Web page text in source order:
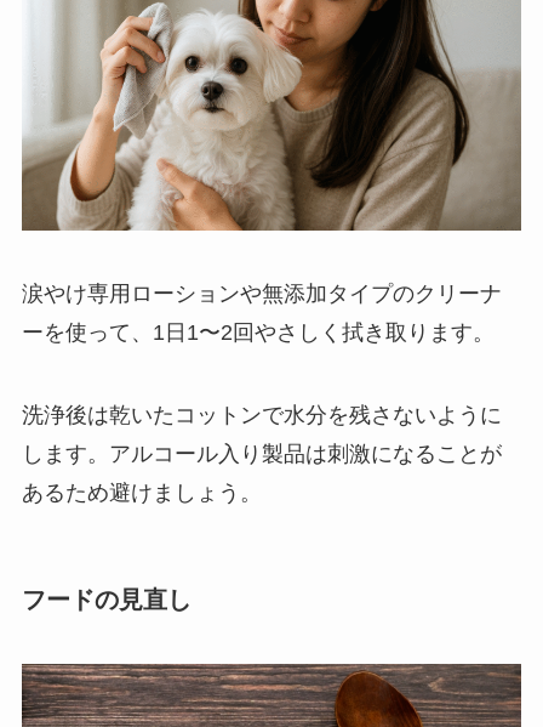
涙やけ専用ローションや無添加タイプのクリーナ
ーを使って、1日1〜2回やさしく拭き取ります。
洗浄後は乾いたコットンで水分を残さないように
します。アルコール入り製品は刺激になることが
あるため避けましょう。
フードの見直し